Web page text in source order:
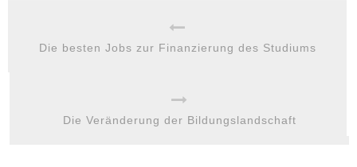
Die besten Jobs zur Finanzierung des Studiums
Die Veränderung der Bildungslandschaft